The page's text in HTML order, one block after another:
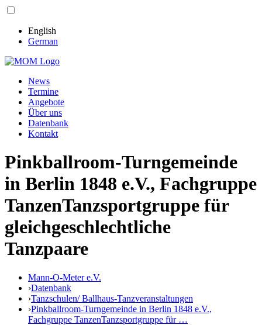
English
German
News
Termine
Angebote
Über uns
Datenbank
Kontakt
Pinkballroom-Turngemeinde
in Berlin 1848 e.V., Fachgruppe
TanzenTanzsportgruppe für
gleichgeschlechtliche
Tanzpaare
Mann-O-Meter e.V.
›Datenbank
›Tanzschulen/ Ballhaus-Tanzveranstaltungen
›Pinkballroom-Turngemeinde in Berlin 1848 e.V.,
Fachgruppe TanzenTanzsportgruppe für …